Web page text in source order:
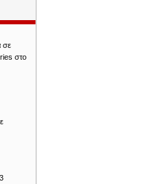
σε
στο